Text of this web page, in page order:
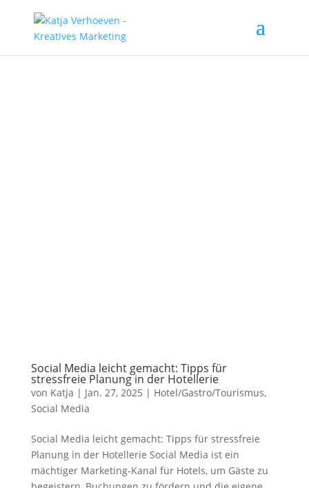
Social Media leicht gemacht: Tipps für
stressfreie Planung in der Hotellerie
von Katja | Jan. 27, 2025 | Hotel/Gastro/Tourismus,
Social Media
Social Media leicht gemacht: Tipps für stressfreie
Planung in der Hotellerie Social Media ist ein
mächtiger Marketing-Kanal für Hotels, um Gäste zu